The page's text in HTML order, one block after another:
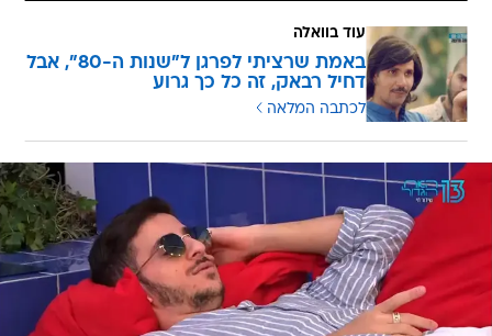
עוד בוואלה
באמת שרציתי לפרגן ל"שנות ה-80", אבל
דחיל רבאק, זה כל כך גרוע
לכתבה המלאה